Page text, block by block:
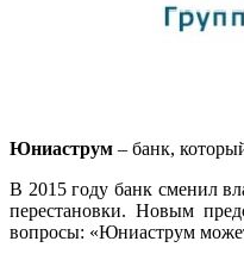
Юниаструм – банк,
В 2015 году банк сменил
перестановки. Новым
вопросы: «Юниаструм